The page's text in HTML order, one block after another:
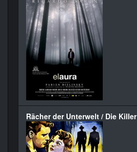
Rächer der Unterwelt / Die Killer